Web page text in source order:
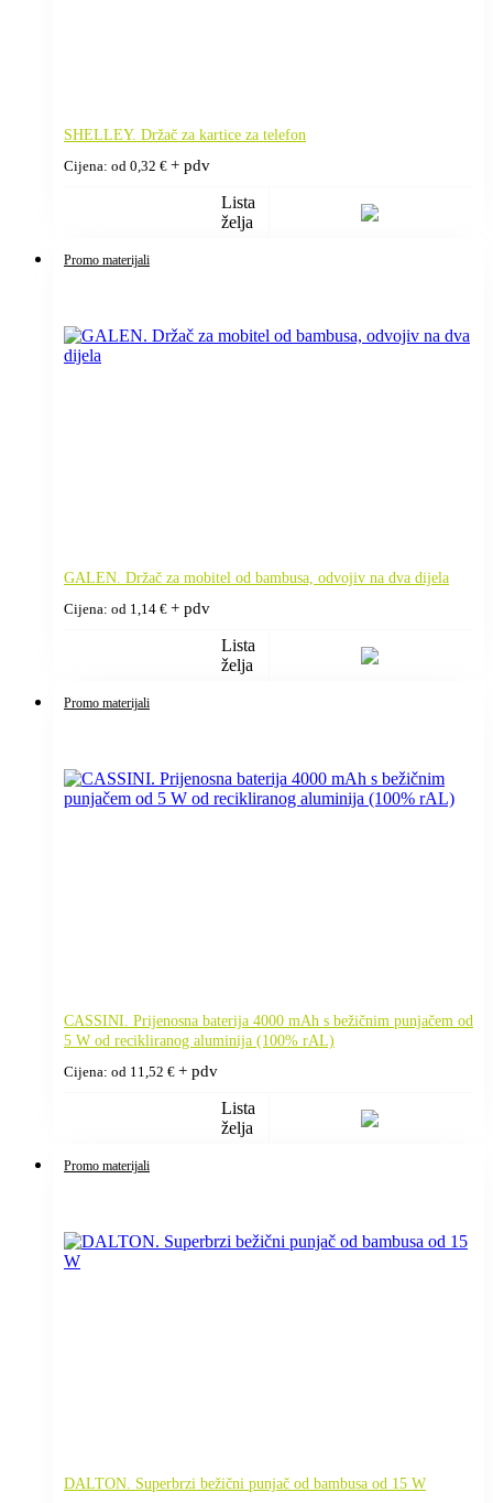
SHELLEY. Držač za kartice za telefon
Cijena: od 0,32 € + pdv
Lista
želja
Promo materijali
GALEN. Držač za mobitel od bambusa, odvojiv na dva dijela
Cijena: od 1,14 € + pdv
Lista
želja
Promo materijali
CASSINI. Prijenosna baterija 4000 mAh s bežičnim punjačem od
5 W od recikliranog aluminija (100% rAL)
Cijena: od 11,52 € + pdv
Lista
želja
Promo materijali
DALTON. Superbrzi bežični punjač od bambusa od 15 W